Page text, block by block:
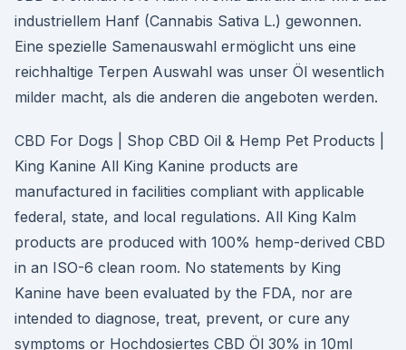
industriellem Hanf (Cannabis Sativa L.) gewonnen.
Eine spezielle Samenauswahl ermöglicht uns eine
reichhaltige Terpen Auswahl was unser Öl wesentlich
milder macht, als die anderen die angeboten werden.
CBD For Dogs | Shop CBD Oil & Hemp Pet Products |
King Kanine All King Kanine products are
manufactured in facilities compliant with applicable
federal, state, and local regulations. All King Kalm
products are produced with 100% hemp-derived CBD
in an ISO-6 clean room. No statements by King
Kanine have been evaluated by the FDA, nor are
intended to diagnose, treat, prevent, or cure any
symptoms or Hochdosiertes CBD Öl 30% in 10ml